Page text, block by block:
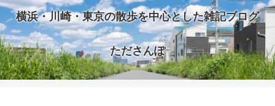
横浜・川崎・東京の散歩を中心とした雑記ブログ
たださんぽ